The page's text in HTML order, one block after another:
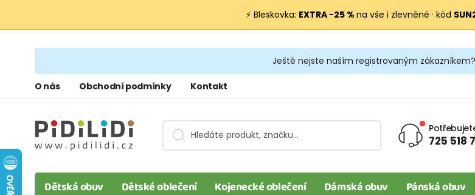
⚡ Bleskovka: EXTRA −25 % na vše i zlevněné · kód
Ještě nejste naším registrovaným zákazníkem?
O nás Obchodní podmínky Kontakt
725 518
Dětská obuv Dětské oblečení Kojenecké oblečení Dámská obuv Pánská obuv